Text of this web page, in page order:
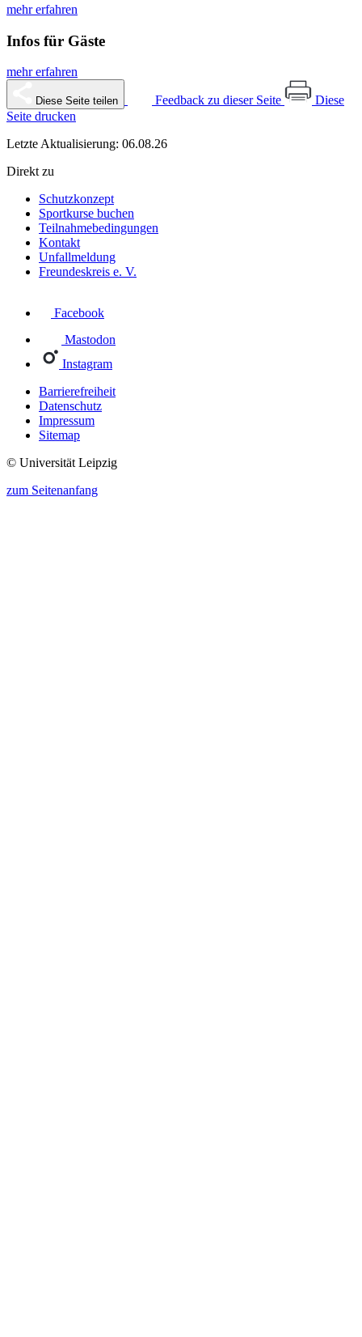
mehr erfahren
Infos für Gäste
mehr erfahren
Diese Seite teilen Feedback zu dieser Seite
Diese
Seite drucken
Letzte Aktualisierung: 06.08.26
Direkt zu
Schutzkonzept
Sportkurse buchen
Teilnahmebedingungen
Kontakt
Unfallmeldung
Freundeskreis e. V.
Facebook
Mastodon
Instagram
Barrierefreiheit
Datenschutz
Impressum
Sitemap
© Universität Leipzig
zum Seitenanfang